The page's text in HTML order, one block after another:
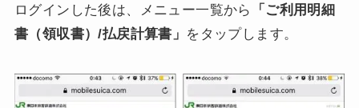
ログインした後は、メニュー一覧から
「ご利用明細
書（領収書）/払戻計算書」 をタップします。